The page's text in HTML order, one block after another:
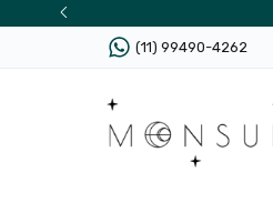
(11) 99490-4262